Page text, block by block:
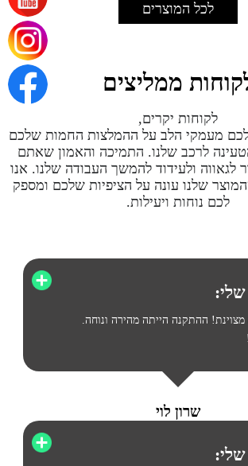
לכל המוצרים
ממליצים
לקוחות יקרים,
לכם מעמקי הלב על ההמלצות החמות שלכם
לרכב שלנו. התמיכה והאמון שאתם
לגאווה ולעידוד להמשך העבודה שלנו. אנו
שלנו עונה על הציפיות שלכם ומספק
לכם נוחות ויעילות.
ההתקנה הייתה מהירה ונוחה.
שרון לוי